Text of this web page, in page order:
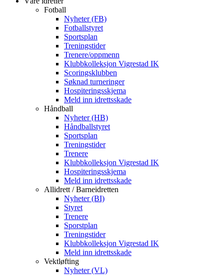
Fotball
Nyheter (FB)
Fotballstyret
Sportsplan
Treningstider
Trenere/oppmenn
Klubbkolleksjon Vigrestad IK
Scoringsklubben
Søknad turneringer
Hospiteringsskjema
Meld inn idrettsskade
Håndball
Nyheter (HB)
Håndballstyret
Sportsplan
Treningstider
Trenere
Klubbkolleksjon Vigrestad IK
Hospiteringsskjema
Meld inn idrettsskade
Allidrett / Barneidretten
Nyheter (BI)
Styret
Trenere
Sporstplan
Treningstider
Klubbkolleksjon Vigrestad IK
Meld inn idrettsskade
Vektløfting
Nyheter (VL)